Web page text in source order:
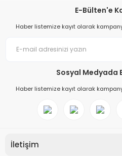
E-Bülten'e
Haber listemize kayıt olarak
Sosyal Medyada
Haber listemize kayıt olarak
İletişim